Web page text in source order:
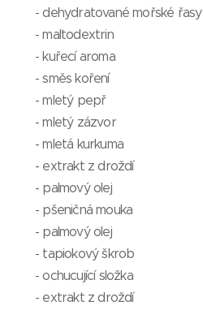
- dehydratované mořské řasy
- maltodextrin
- kuřecí aroma
- směs koření
- mletý pepř
- mletý zázvor
- mletá kurkuma
- extrakt z droždí
- palmový olej
- pšeničná mouka
- palmový olej
- tapiokový škrob
- ochucující složka
- extrakt z droždí